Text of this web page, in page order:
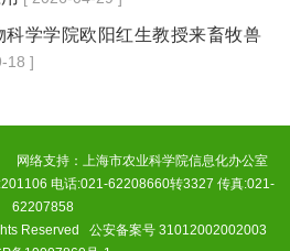
科学学院欧阳红生教授来畜牧兽
18 ]
络支持：上海市农业科学院信息化办公室
电话:021-62208660转3327 传真:021-
62207858
Reserved 公安备案号 31012002002003